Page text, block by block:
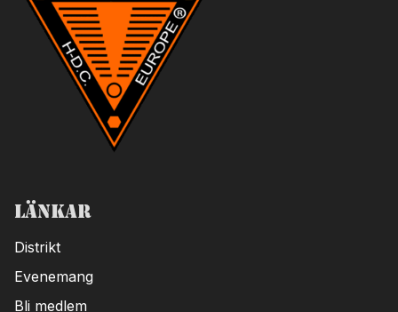
Länkar
Distrikt
Evenemang
Bli medlem